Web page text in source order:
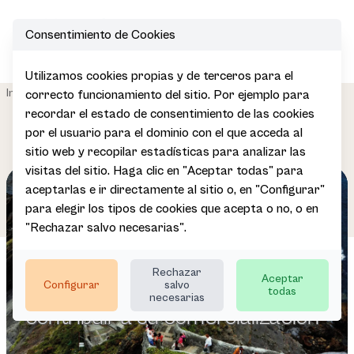
Inicio |
Impulsamos el
sector
|
Desarrollo de la Oferta
Turística
Promocionamos el destino
Euskadi Basque Country para
contribuir a su comercialización
Promocionamos el destino
Euskadi Basque Country para
contribuir a su comercialización
Promocionamos el destino
Euskadi Basque Country para
contribuir a su comercialización
Consentimiento de Cookies
Utilizamos cookies propias y de terceros para el
correcto funcionamiento del sitio. Por ejemplo para
recordar el estado de consentimiento de las cookies
por el usuario para el dominio con el que acceda al
sitio web y recopilar estadísticas para analizar las
visitas del sitio. Haga clic en "Aceptar todas" para
aceptarlas e ir directamente al sitio o, en "Configurar"
para elegir los tipos de cookies que acepta o no, o en
"Rechazar salvo necesarias".
Configurar
Rechazar
salvo
necesarias
Aceptar
todas